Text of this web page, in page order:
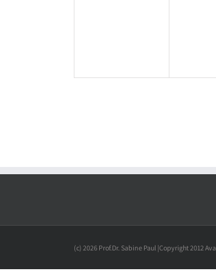
(c) 2026 Prof.Dr. Sabine Paul |Copyright 2012